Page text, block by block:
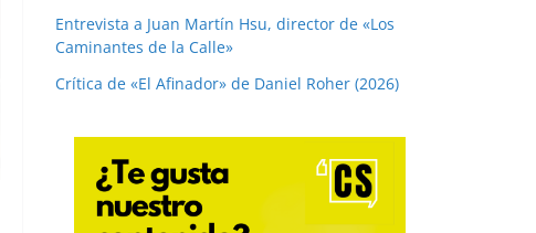
Entrevista a Juan Martín Hsu, director de «Los
Caminantes de la Calle»
Crítica de «El Afinador» de Daniel Roher (2026)